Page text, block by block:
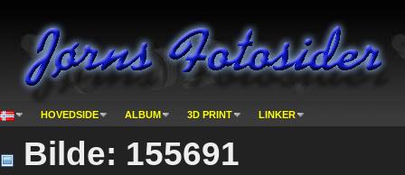
HOVEDSIDE ALBUM 3D PRINT LINKER
Bilde: 155691